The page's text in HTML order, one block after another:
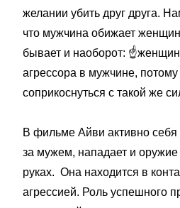
желании убить друг друга.
что мужчина обижает
бывает и наоборот: ☝️
агрессора в мужчине, потому
соприкоснуться с такой же
В фильме Айви активно себя
за мужем, нападает и
руках. Она находится в
агрессией. Роль успешного